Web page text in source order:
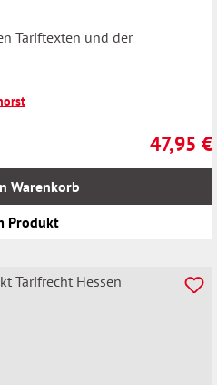
Tariftexten und der
47,95 €
Warenkorb
Produkt